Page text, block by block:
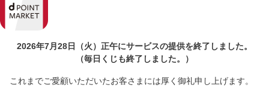
2026年7月28日（火）正午にサービスの提供を終了しました。
（毎日くじも終了しました。）
これまでご愛顧いただいたお客さまには厚く御礼申し上げます。